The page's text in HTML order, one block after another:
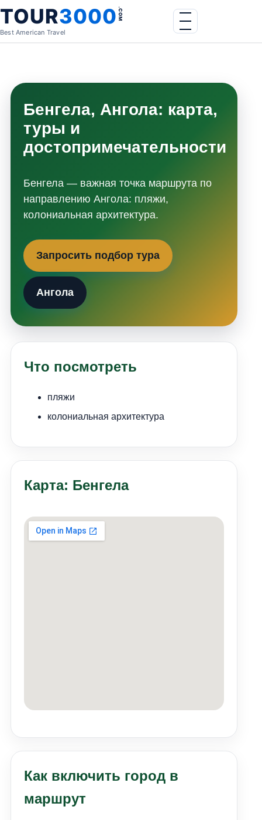
Skip to content
TOUR3000.COM
Best American Travel
Menu
Бенгела, Ангола: карта,
туры и
достопримечательности
Бенгела — важная точка маршрута по
направлению Ангола: пляжи,
колониальная архитектура.
Запросить подбор тура
Ангола
Что посмотреть
пляжи
колониальная архитектура
Карта: Бенгела
Как включить город в
маршрут